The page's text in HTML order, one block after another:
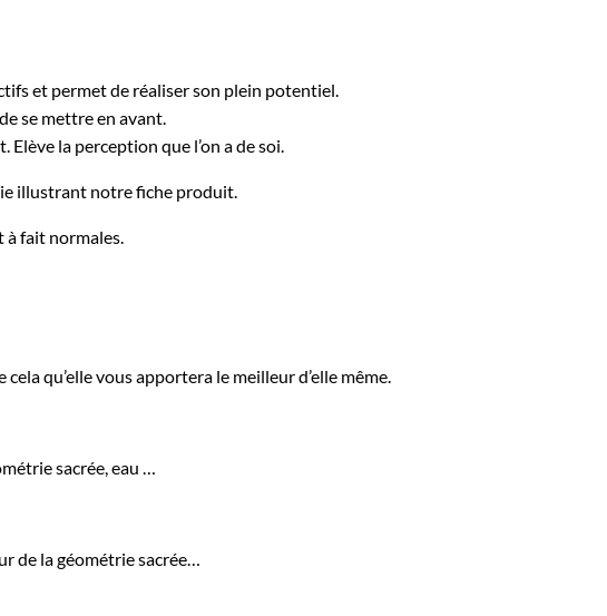
et permet de réaliser son plein potentiel.
se mettre en avant.
la perception que l’on a de soi.
illustrant notre fiche produit.
fait normales.
qu’elle vous apportera le meilleur d’elle même.
sacrée, eau …
de la géométrie sacrée…